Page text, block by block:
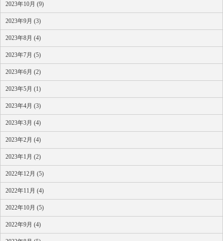
2023年10月 (9)
2023年9月 (3)
2023年8月 (4)
2023年7月 (5)
2023年6月 (2)
2023年5月 (1)
2023年4月 (3)
2023年3月 (4)
2023年2月 (4)
2023年1月 (2)
2022年12月 (5)
2022年11月 (4)
2022年10月 (5)
2022年9月 (4)